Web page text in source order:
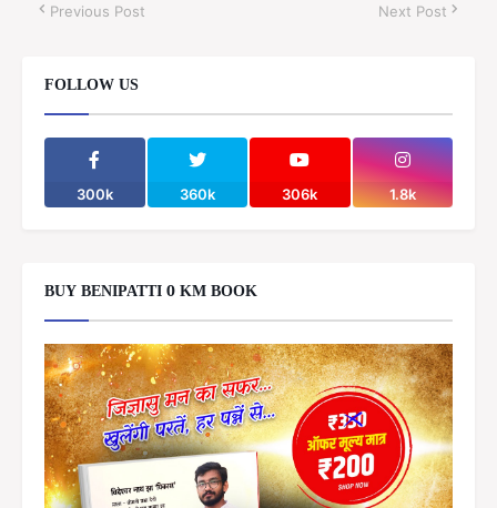
Previous Post Next Post
FOLLOW US
300k 360k 306k 1.8k
BUY BENIPATTI 0 KM BOOK